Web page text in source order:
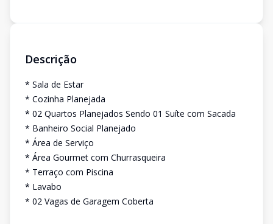
Descrição
* Sala de Estar
* Cozinha Planejada
* 02 Quartos Planejados Sendo 01 Suíte com Sacada
* Banheiro Social Planejado
* Área de Serviço
* Área Gourmet com Churrasqueira
* Terraço com Piscina
* Lavabo
* 02 Vagas de Garagem Coberta